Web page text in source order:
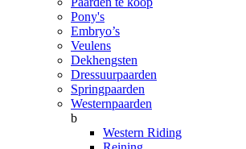
Pony's
Embryo’s
Veulens
Dekhengsten
Dressuurpaarden
Springpaarden
Westernpaarden
b
Western Riding